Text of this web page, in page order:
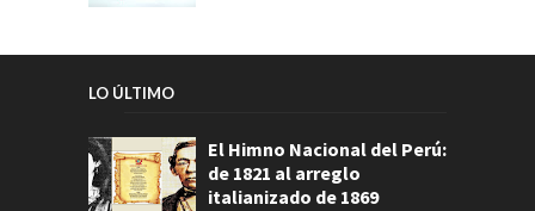
LO ÚLTIMO
El Himno Nacional del Perú:
de 1821 al arreglo
italianizado de 1869